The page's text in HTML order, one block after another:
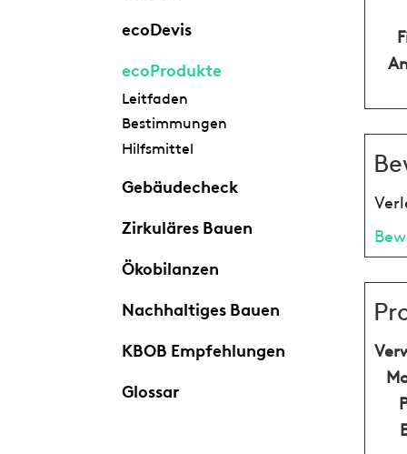
ecoDevis
ecoProdukte
Leitfaden
Bestimmungen
Hilfsmittel
Gebäudecheck
Zirkuläres Bauen
Ökobilanzen
Nachhaltiges Bauen
KBOB Empfehlungen
Glossar